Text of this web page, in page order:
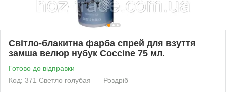
Світло-блакитна фарба спрей для взуття
замша велюр нубук Coccine 75 мл.
Готово до відправки
Код: 371 Светло голубая
Роздріб